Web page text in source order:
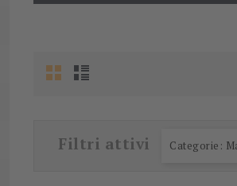
Filtri attivi Categorie: